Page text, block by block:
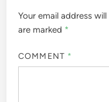
Your email address
are marked *
COMMENT *